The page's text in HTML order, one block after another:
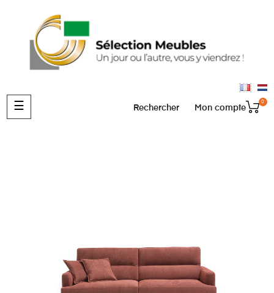
Basculer
la
☰ 0
Mon compte
Rechercher